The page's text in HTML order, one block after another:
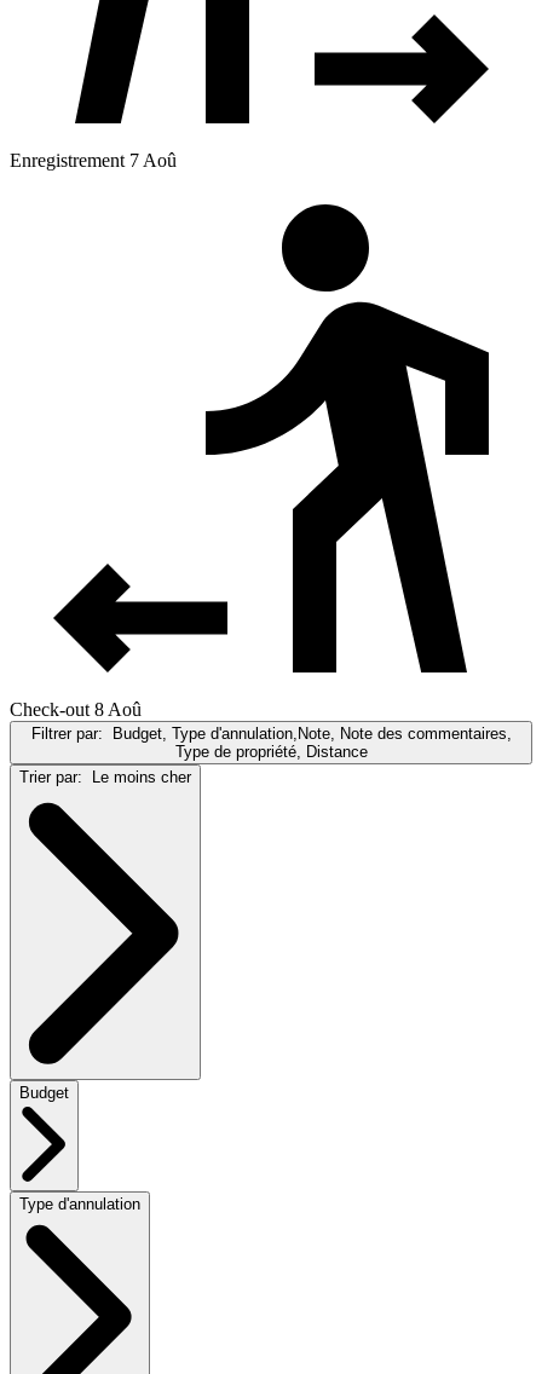
Enregistrement 7 Aoû
Check-out 8 Aoû
Filtrer par:
Budget, Type d'annulation,Note, Note des commentaires,
Type de propriété, Distance
Trier par:
Le moins cher
Budget
Type d'annulation